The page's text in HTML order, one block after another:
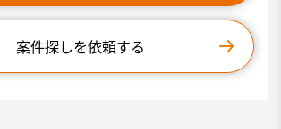
案件探しを依頼する